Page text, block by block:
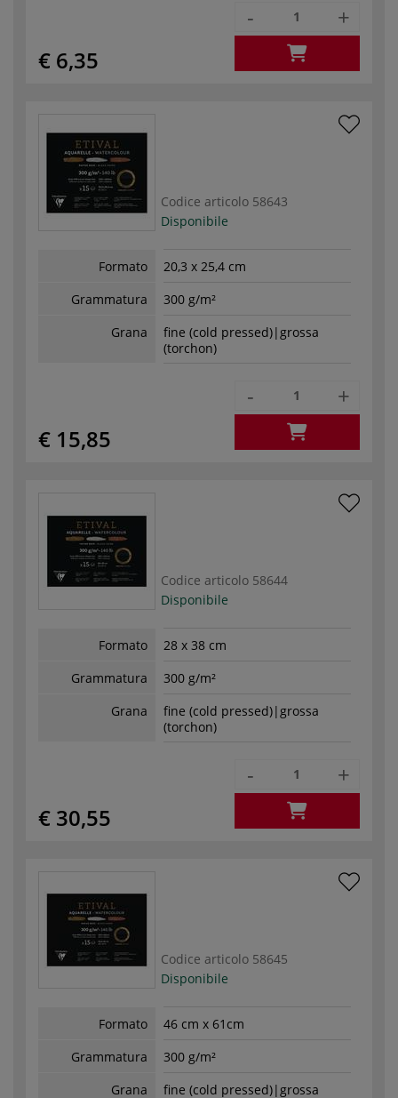
€ 6,35
- +
Codice articolo 58643
Disponibile
Formato
20,3 x 25,4 cm
Grammatura
300 g/m²
Grana
fine (cold pressed)|grossa
(torchon)
€ 15,85
- +
Codice articolo 58644
Disponibile
Formato
28 x 38 cm
Grammatura
300 g/m²
Grana
fine (cold pressed)|grossa
(torchon)
€ 30,55
- +
Codice articolo 58645
Disponibile
Formato
46 cm x 61cm
Grammatura
300 g/m²
Grana
fine (cold pressed)|grossa